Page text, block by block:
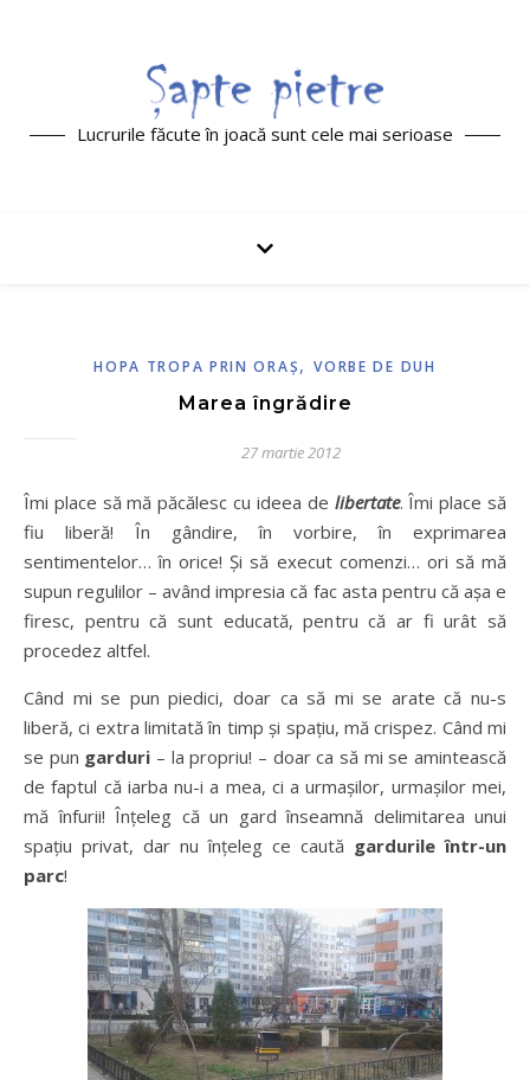
Lucrurile făcute în joacă sunt cele mai serioase
HOPA TROPA PRIN ORAŞ,VORBE DE DUH
Marea îngrădire
27 martie 2012
Îmi place să mă păcălesc cu ideea de libertate. Îmi place să
fiu liberă! În gândire, în vorbire, în exprimarea
sentimentelor… în orice! Şi să execut comenzi… ori să mă
supun regulilor – având impresia că fac asta pentru că aşa e
firesc, pentru că sunt educată, pentru că ar fi urât să
procedez altfel.
Când mi se pun piedici, doar ca să mi se arate că nu-s
liberă, ci extra limitată în timp şi spaţiu, mă crispez. Când mi
se pun garduri – la propriu! – doar ca să mi se amintească
de faptul că iarba nu-i a mea, ci a urmaşilor, urmaşilor mei,
mă înfurii! Înţeleg că un gard înseamnă delimitarea unui
spaţiu privat, dar nu înţeleg ce caută gardurile într-un
parc!